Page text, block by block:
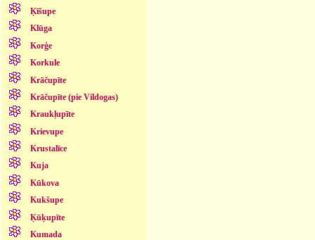
Ķīšupe
Klūga
Korģe
Korkule
Krāčupīte
Krāčupīte (pie Vildogas)
Kraukļupīte
Krievupe
Krustalīce
Kuja
Kūkova
Kukšupe
Ķūķupīte
Kumada